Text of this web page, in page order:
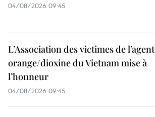
04/08/2026 09:45
L’Association des victimes de l’agent
orange/dioxine du Vietnam mise à
l’honneur
04/08/2026 09:45